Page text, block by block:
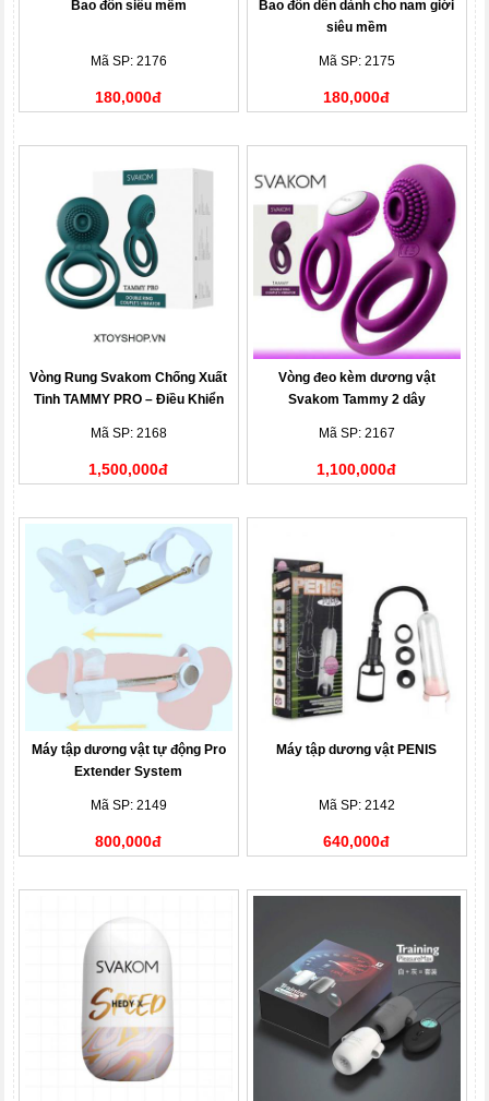
Bao đôn siêu mềm
Mã SP: 2176
180,000đ
Bao đôn dên dành cho nam giới
siêu mềm
Mã SP: 2175
180,000đ
Vòng Rung Svakom Chống Xuất
Tinh TAMMY PRO – Điều Khiển
Mã SP: 2168
1,500,000đ
Vòng đeo kèm dương vật
Svakom Tammy 2 dây
Mã SP: 2167
1,100,000đ
Máy tập dương vật tự động Pro
Extender System
Mã SP: 2149
800,000đ
Máy tập dương vật PENIS
Mã SP: 2142
640,000đ